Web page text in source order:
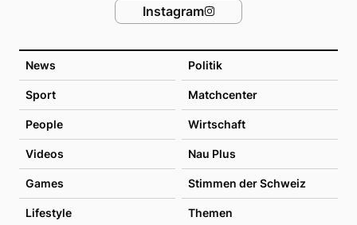
News Politik
Sport Matchcenter
People Wirtschaft
Videos Nau Plus
Games Stimmen der Schweiz
Lifestyle Themen
Instagram